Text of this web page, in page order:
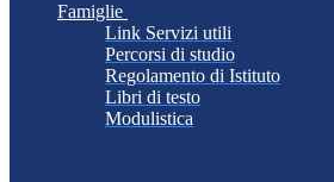
Famiglie
Link Servizi utili
Percorsi di studio
Regolamento di Istituto
Libri di testo
Modulistica